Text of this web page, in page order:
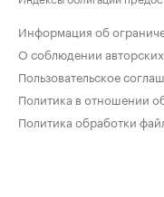
Информация об
О соблюдении
Пользовательское
Политика в отношении
Политика обработки